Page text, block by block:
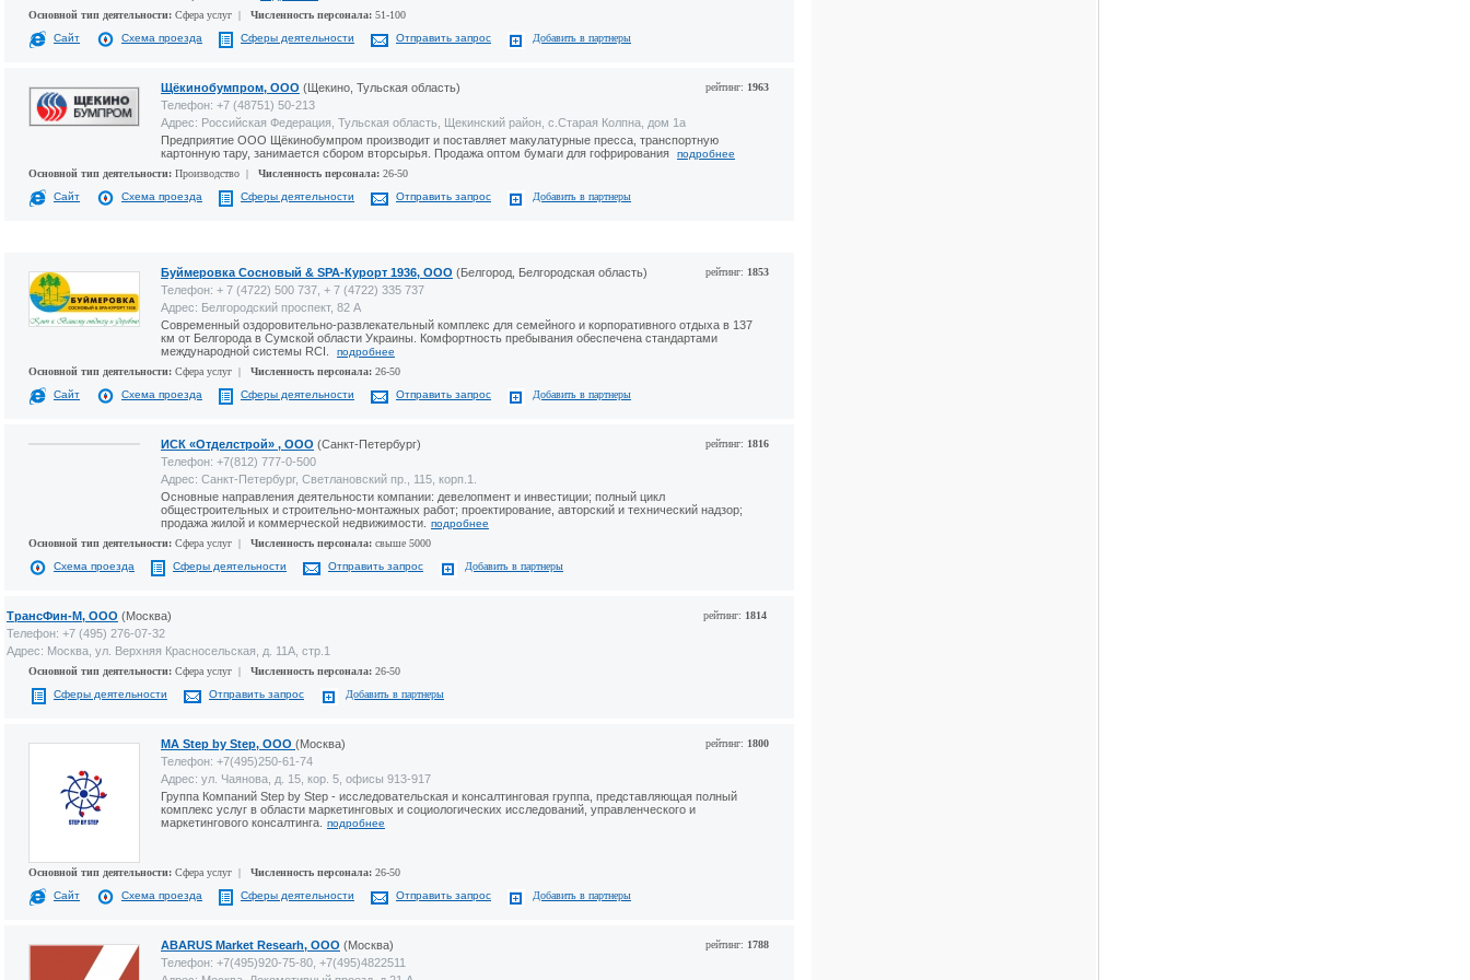
Основной тип деятельности: Сфера услуг | Численность персонала: 51-100
Сайт
Схема проезда Сферы деятельности Отправить запрос Добавить в партнеры
рейтинг: 1963
Щёкинобумпром, ООО (Щекино, Тульская область)
Телефон: +7 (48751) 50-213
Адрес: Российская Федерация, Тульская область, Щекинский район, с.Старая Колпна, дом 1а
Предприятие ООО Щёкинобумпром производит и поставляет макулатурные пресса, транспортную
картонную тару, занимается сбором вторсырья. Продажа оптом бумаги для гофрирования
подробнее
Основной тип деятельности: Производство | Численность персонала: 26-50
Сайт
Схема проезда Сферы деятельности Отправить запрос Добавить в партнеры
рейтинг: 1853
Буймеровка Сосновый & SPA-Курорт 1936, ООО (Белгород, Белгородская область)
Телефон: + 7 (4722) 500 737, + 7 (4722) 335 737
Адрес: Белгородский проспект, 82 А
Современный оздоровительно-развлекательный комплекс для семейного и корпоративного отдыха в 137
км от Белгорода в Сумской области Украины. Комфортность пребывания обеспечена стандартами
международной системы RCI.
подробнее
Основной тип деятельности: Сфера услуг | Численность персонала: 26-50
Сайт
Схема проезда Сферы деятельности Отправить запрос Добавить в партнеры
рейтинг: 1816
ИСК «Отделстрой» , ООО (Санкт-Петербург)
Телефон: +7(812) 777-0-500
Адрес: Санкт-Петербург, Светлановский пр., 115, корп.1.
Основные направления деятельности компании: девелопмент и инвестиции; полный цикл
общестроительных и строительно-монтажных работ; проектирование, авторский и технический надзор;
продажа жилой и коммерческой недвижимости.
подробнее
Основной тип деятельности: Сфера услуг | Численность персонала: свыше 5000
Схема проезда
Сферы деятельности Отправить запрос Добавить в партнеры
рейтинг: 1814
ТрансФин-М, ООО (Москва)
Телефон: +7 (495) 276-07-32
Адрес: Москва, ул. Верхняя Красносельская, д. 11А, стр.1
Основной тип деятельности: Сфера услуг | Численность персонала: 26-50
Сферы деятельности
Отправить запрос Добавить в партнеры
рейтинг: 1800
МА Step by Step, ООО (Москва)
Телефон: +7(495)250-61-74
Адрес: ул. Чаянова, д. 15, кор. 5, офисы 913-917
Группа Компаний Step by Step - исследовательская и консалтинговая группа, представляющая полный
комплекс услуг в области маркетинговых и социологических исследований, управленческого и
маркетингового консалтинга.
подробнее
Основной тип деятельности: Сфера услуг | Численность персонала: 26-50
Сайт
Схема проезда Сферы деятельности Отправить запрос Добавить в партнеры
рейтинг: 1788
ABARUS Market Researh, ООО (Москва)
Телефон: +7(495)920-75-80, +7(495)4822511